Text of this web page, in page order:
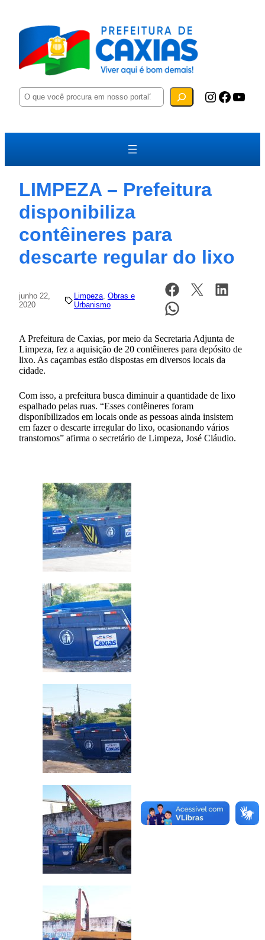
P
e
u
a
Instagram Facebook YouTube
LIMPEZA – Prefeitura
disponibiliza
contêineres para
descarte regular do lixo
junho 22,
2020
Limpeza, Obras e
Urbanismo
A Prefeitura de Caxias, por meio da Secretaria Adjunta de
Limpeza, fez a aquisição de 20 contêineres para depósito de
lixo. As caçambas estão dispostas em diversos locais da
cidade.
Com isso, a prefeitura busca diminuir a quantidade de lixo
espalhado pelas ruas. “Esses contêineres foram
disponibilizados em locais onde as pessoas ainda insistem
em fazer o descarte irregular do lixo, ocasionando vários
transtornos” afirma o secretário de Limpeza, José Cláudio.